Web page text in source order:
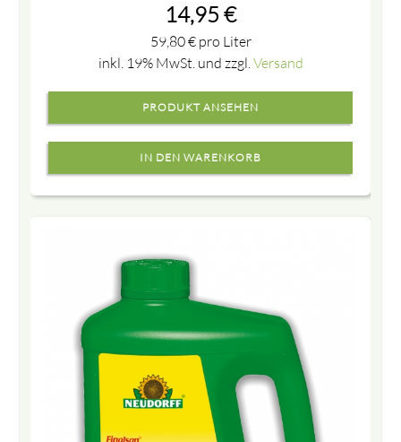
14,95 €
59,80€pro Liter
inkl. 19% MwSt. und zzgl.Versand
PRODUKT ANSEHEN